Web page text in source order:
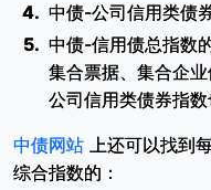
中债-公司信用类债
中债-信用债总指数
集合票据、集合企
公司信用类债券指数
中债网站 上还可以找到
综合指数的：